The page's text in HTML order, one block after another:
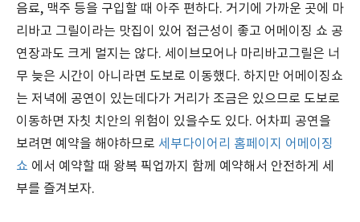
음료, 맥주 등을 구입할 때 아주 편하다. 거기에 가까운 곳에 마
리바고 그릴이라는 맛집이 있어 접근성이 좋고 어메이징 쇼 공
연장과도 크게 멀지는 않다. 세이브모어나 마리바고그릴은 너
무 늦은 시간이 아니라면 도보로 이동했다. 하지만 어메이징쇼
는 저녁에 공연이 있는데다가 거리가 조금은 있으므로 도보로
이동하면 자칫 치안의 위험이 있을수도 있다. 어차피 공연을
보려면 예약을 해야하므로 세부다이어리 홈페이지 어메이징
쇼 에서 예약할 때 왕복 픽업까지 함께 예약해서 안전하게 세
부를 즐겨보자.